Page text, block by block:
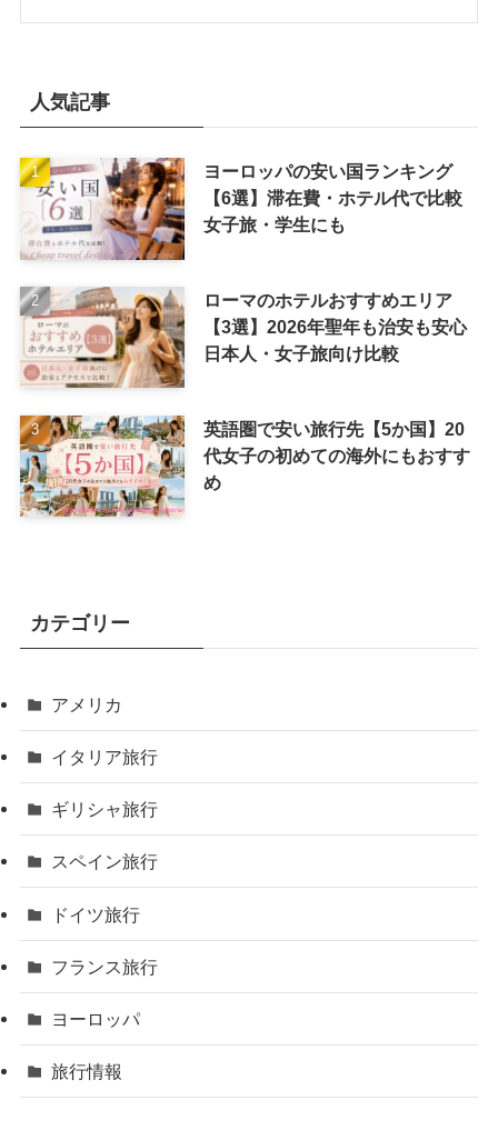
人気記事
ヨーロッパの安い国ランキング
【6選】滞在費・ホテル代で比較
女子旅・学生にも
ローマのホテルおすすめエリア
【3選】2026年聖年も治安も安心
日本人・女子旅向け比較
英語圏で安い旅行先【5か国】20
代女子の初めての海外にもおすす
め
カテゴリー
アメリカ
イタリア旅行
ギリシャ旅行
スペイン旅行
ドイツ旅行
フランス旅行
ヨーロッパ
旅行情報